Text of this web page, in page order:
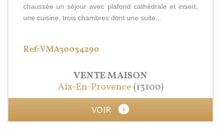
chaussée un séjour avec plafond cathédrale et insert,
une cuisine, trois chambres dont une suite...
Ref: VMA30034290
VENTEMAISON
Aix-En-Provence (13100)
VOIR